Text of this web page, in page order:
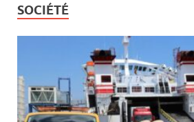
SOCIÉTÉ